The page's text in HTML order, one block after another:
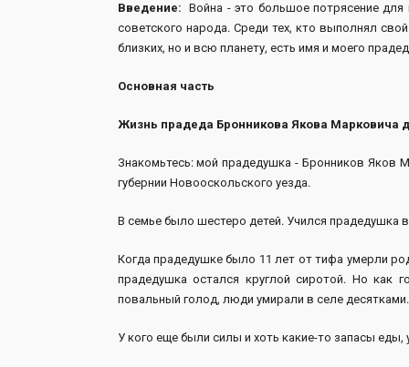
Введение:Война - это большое потрясение
советского народа. Среди тех, кто выполнял
близких, но и всю планету, есть имя и моего
Основная часть
Жизнь прадеда Бронникова Якова Марковича
Знакомьтесь: мой прадедушка - Бронников Яков
губернии Новооскольского уезда.
В семье было шестеро детей. Учился прадедушка
Когда прадедушке было 11 лет от тифа умерли
прадедушка остался круглой сиротой. Но как
повальный голод, люди умирали в селе десятками.
У кого еще были силы и хоть какие-то запасы еды,